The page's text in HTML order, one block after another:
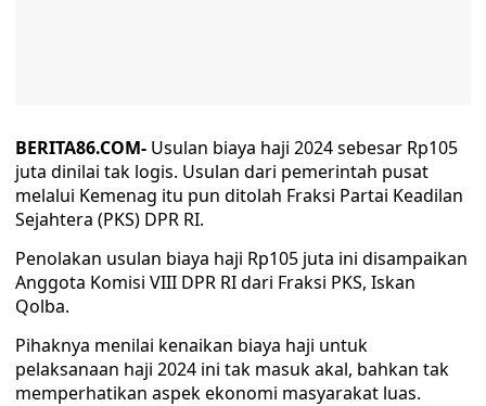
BERITA86.COM- Usulan biaya haji 2024 sebesar Rp105
juta dinilai tak logis. Usulan dari pemerintah pusat
melalui Kemenag itu pun ditolah Fraksi Partai Keadilan
Sejahtera (PKS) DPR RI.
Penolakan usulan biaya haji Rp105 juta ini disampaikan
Anggota Komisi VIII DPR RI dari Fraksi PKS, Iskan
Qolba.
Pihaknya menilai kenaikan biaya haji untuk
pelaksanaan haji 2024 ini tak masuk akal, bahkan tak
memperhatikan aspek ekonomi masyarakat luas.